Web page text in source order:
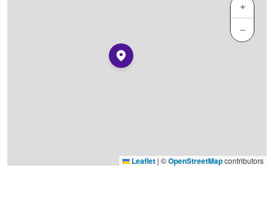
+
−
Leaflet | ©OpenStreetMapcontributors